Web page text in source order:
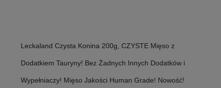
Leckaland Czysta Konina 200g, CZYSTE Mięso z
Dodatkiem Tauryny! Bez Żadnych Innych Dodatków i
Wypełniaczy! Mięso Jakości Human Grade! Nowość!